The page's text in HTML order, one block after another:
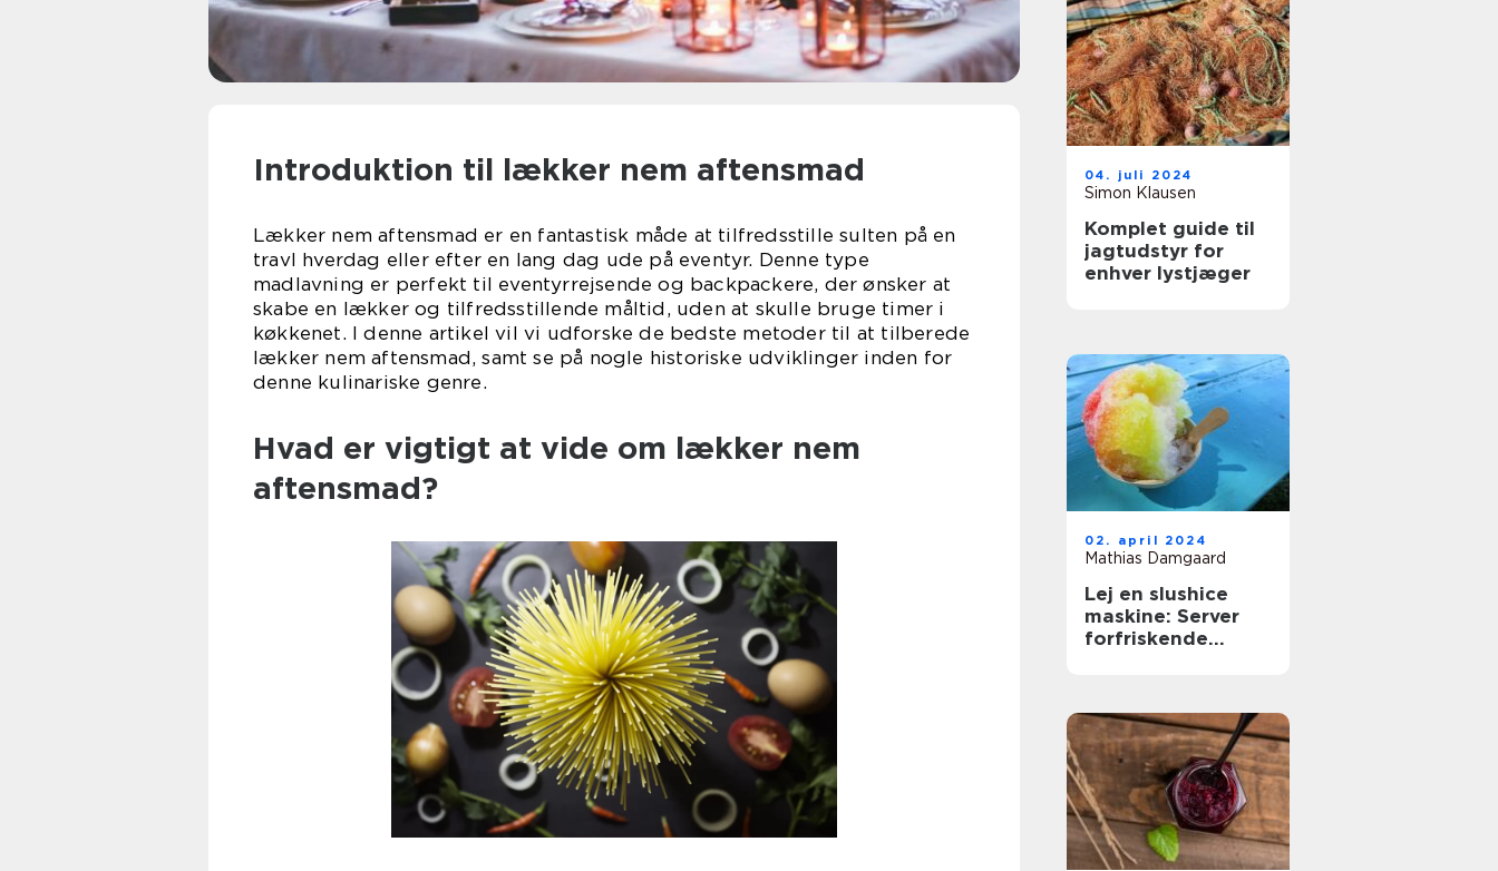
Introduktion til lækker nem aftensmad
Lækker nem aftensmad er en fantastisk måde at tilfredsstille sulten på en
travl hverdag eller efter en lang dag ude på eventyr. Denne type
madlavning er perfekt til eventyrrejsende og backpackere, der ønsker at
skabe en lækker og tilfredsstillende måltid, uden at skulle bruge timer i
køkkenet. I denne artikel vil vi udforske de bedste metoder til at tilberede
lækker nem aftensmad, samt se på nogle historiske udviklinger inden for
denne kulinariske genre.
Hvad er vigtigt at vide om lækker nem
aftensmad?
04. juli 2024
Simon Klausen
Komplet guide til
jagtudstyr for
enhver lystjæger
02. april 2024
Mathias Damgaard
Lej en slushice
maskine: Server
forfriskende